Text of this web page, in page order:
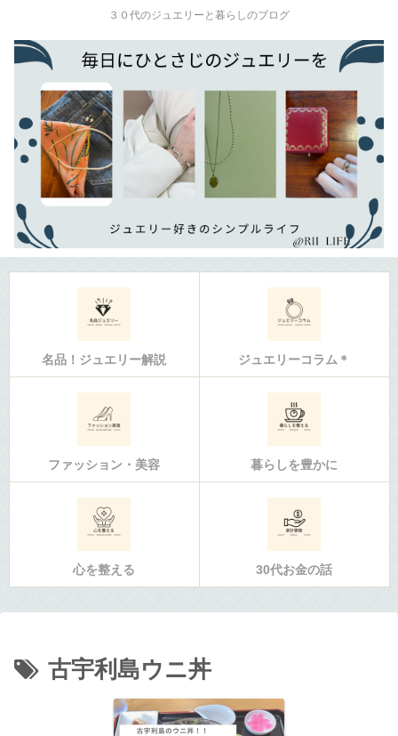
３０代のジュエリーと暮らしのブログ
名品！ジュエリー解説 ジュエリーコラム＊
ファッション・美容 暮らしを豊かに
心を整える 30代お金の話
古宇利島ウニ丼